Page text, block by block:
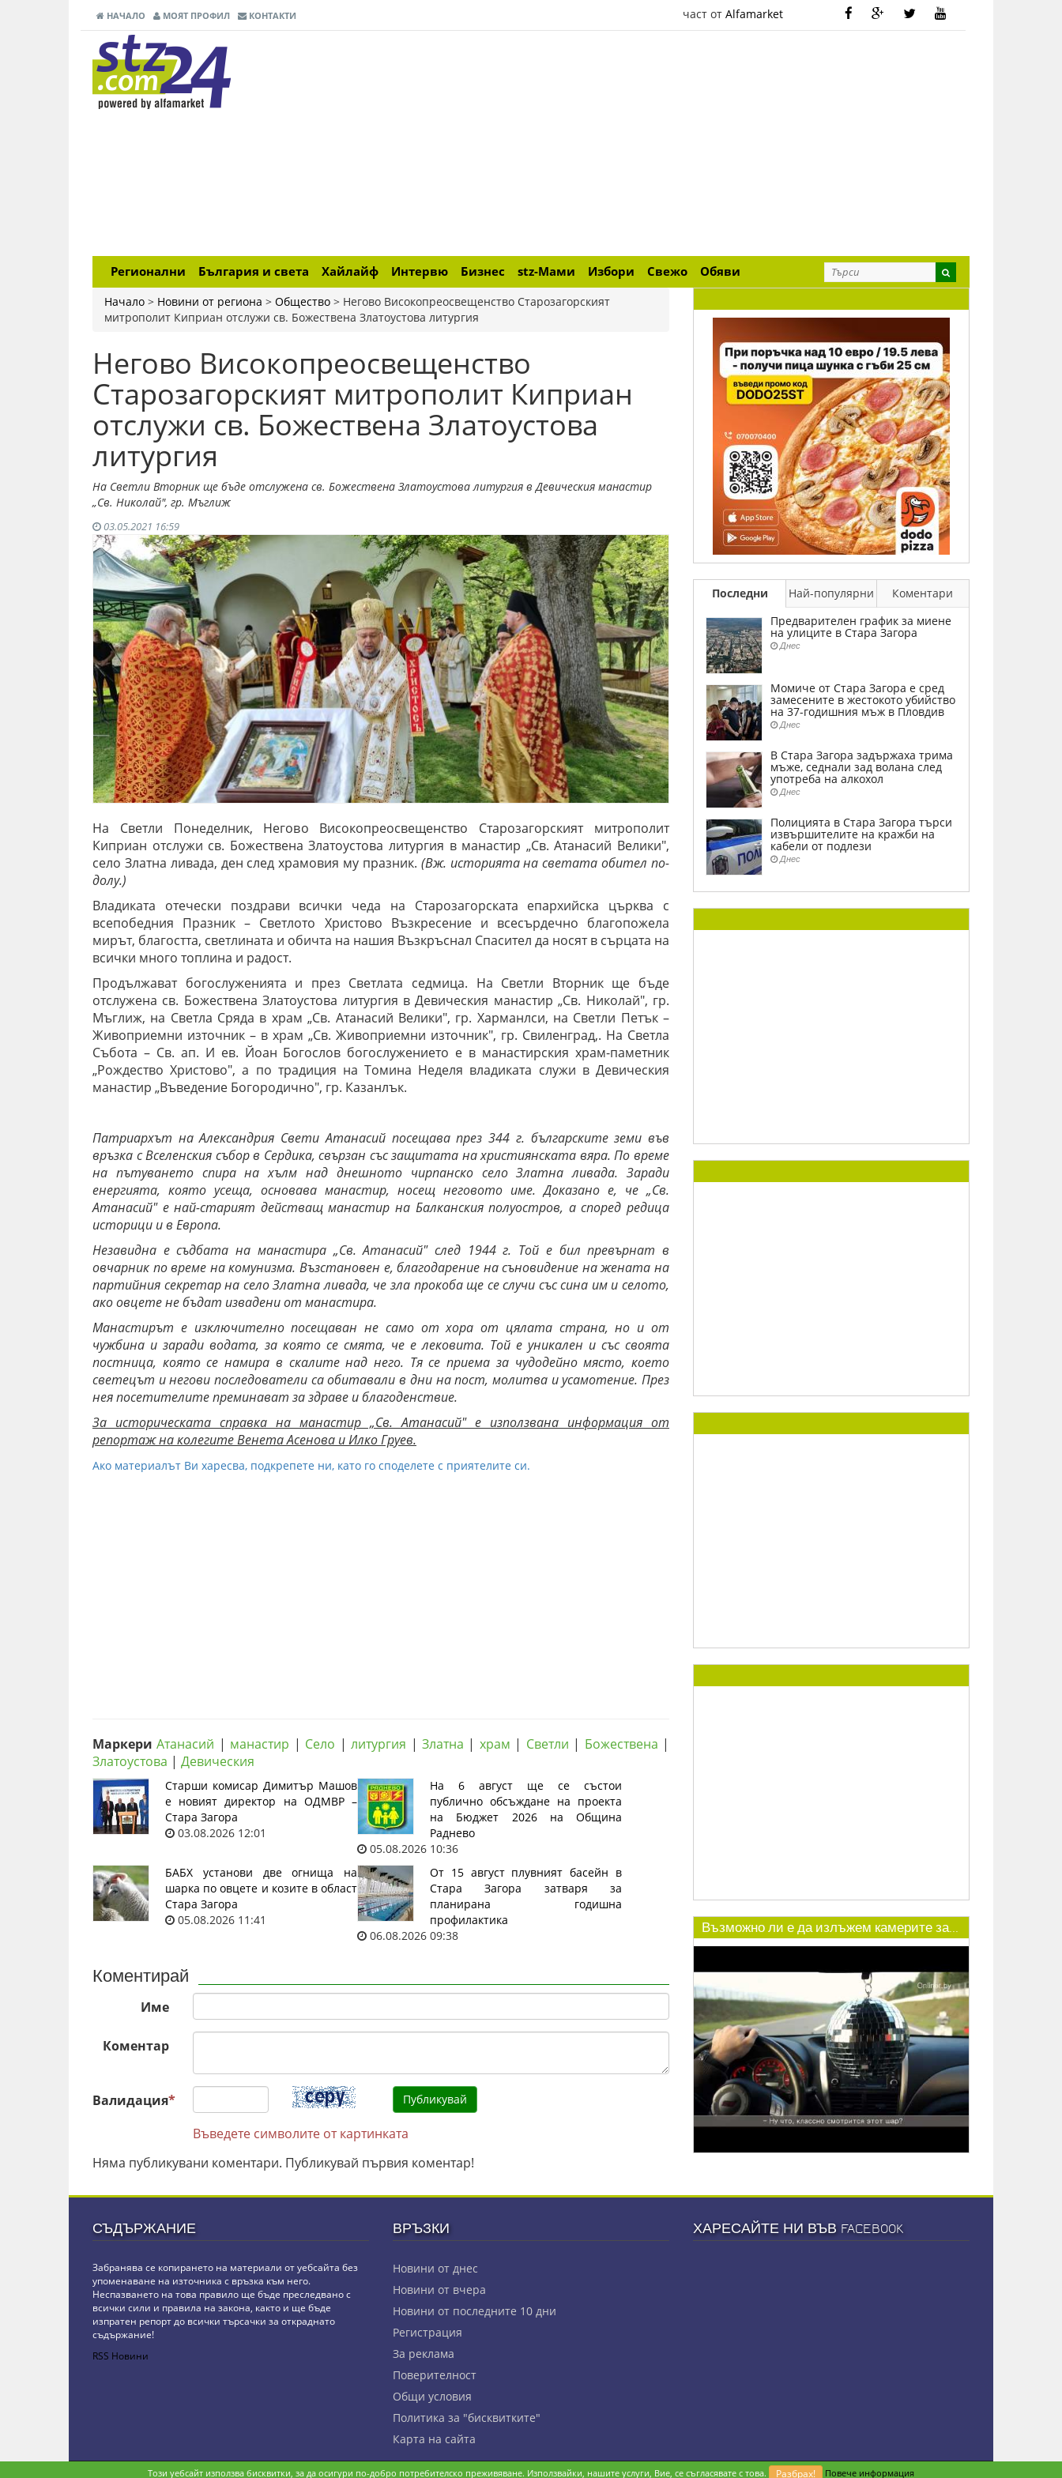
НАЧАЛО МОЯТ ПРОФИЛ КОНТАКТИ част от Alfamarket
Регионални България и света Хайлайф Интервю Бизнес stz-Мами Избори Свежо Обяви
Начало > Новини от региона > Общество > Негово Високопреосвещенство Старозагорският
митрополит Киприан отслужи св. Божествена Златоустова литургия
Негово Високопреосвещенство
Старозагорският митрополит Киприан
отслужи св. Божествена Златоустова
литургия
На Светли Вторник ще бъде отслужена св. Божествена Златоустова литургия в Девическия манастир
„Св. Николай", гр. Мъглиж
03.05.2021 16:59
На Светли Понеделник, Негово Високопреосвещенство Старозагорският митрополит
Киприан отслужи св. Божествена Златоустова литургия в манастир „Св. Атанасий Велики",
село Златна ливада, ден след храмовия му празник. (Вж. историята на светата обител по-
долу.)
Владиката отечески поздрави всички чеда на Старозагорската епархийска църква с
всепобедния Празник – Светлото Христово Възкресение и всесърдечно благопожела
мирът, благостта, светлината и обичта на нашия Възкръснал Спасител да носят в сърцата на
всички много топлина и радост.
Продължават богослуженията и през Светлата седмица. На Светли Вторник ще бъде
отслужена св. Божествена Златоустова литургия в Девическия манастир „Св. Николай", гр.
Мъглиж, на Светла Сряда в храм „Св. Атанасий Велики", гр. Харманлси, на Светли Петък –
Живоприемни източник – в храм „Св. Живоприемни източник", гр. Свиленград,. На Светла
Събота – Св. ап. И ев. Йоан Богослов богослужението е в манастирския храм-паметник
„Рождество Христово", а по традиция на Томина Неделя владиката служи в Девическия
манастир „Въведение Богородично", гр. Казанлък.
Патриархът на Александрия Свети Атанасий посещава през 344 г. българските земи във
връзка с Вселенския събор в Сердика, свързан със защитата на християнската вяра. По време
на пътуването спира на хълм над днешното чирпанско село Златна ливада. Заради
енергията, която усеща, основава манастир, носещ неговото име. Доказано е, че „Св.
Атанасий" е най-старият действащ манастир на Балканския полуостров, а според редица
историци и в Европа.
Незавидна е съдбата на манастира „Св. Атанасий" след 1944 г. Той е бил превърнат в
овчарник по време на комунизма. Възстановен е, благодарение на съновидение на жената на
партийния секретар на село Златна ливада, че зла прокоба ще се случи със сина им и селото,
ако овцете не бъдат извадени от манастира.
Манастирът е изключително посещаван не само от хора от цялата страна, но и от
чужбина и заради водата, за която се смята, че е лековита. Той е уникален и със своята
постница, която се намира в скалите над него. Тя се приема за чудодейно място, което
светецът и негови последователи са обитавали в дни на пост, молитва и усамотение. През
нея посетителите преминават за здраве и благоденствие.
За историческата справка на манастир „Св. Атанасий" е използвана информация от
репортаж на колегите Венета Асенова и Илко Груев.
Ако материалът Ви харесва, подкрепете ни, като го споделете с приятелите си.
Маркери Атанасий | манастир | Село |литургия | Златна | храм | Светли | Божествена |
Златоустова | Девическия
Старши комисар Димитър Машов
е новият директор на ОДМВР –
Стара Загора
03.08.2026 12:01
На 6 август ще се състои
публично обсъждане на проекта
на Бюджет 2026 на Община
Раднево
05.08.2026 10:36
БАБХ установи две огнища на
шарка по овцете и козите в област
Стара Загора
05.08.2026 11:41
От 15 август плувният басейн в
Стара Загора затваря за
планирана годишна
профилактика
06.08.2026 09:38
Коментирай
Име
Коментар
Валидация*
Въведете символите от картинката
Няма публикувани коментари. Публикувай първия коментар!
Последни Най-популярни
Коментари
Предварителен график за миене
на улиците в Стара Загора
Днес
Момиче от Стара Загора е сред
замесените в жестокото убийство
на 37-годишния мъж в Пловдив
Днес
В Стара Загора задържаха трима
мъже, седнали зад волана след
употреба на алкохол
Днес
Полицията в Стара Загора търси
извършителите на кражби на
кабели от подлези
Днес
Възможно ли е да излъжем камерите за...
СЪДЪРЖАНИЕ
Забранява се копирането на материали от уебсайта без
упоменаване на източника с връзка към него.
Неспазването на това правило ще бъде преследвано с
всички сили и правила на закона, както и ще бъде
изпратен репорт до всички търсачки за откраднато
съдържание!
RSS Новини
ВРЪЗКИ
Новини от днес
Новини от вчера
Новини от последните 10 дни
Регистрация
За реклама
Πoвepитeлнocт
Общи условия
Политика за "бисквитките"
Карта на сайта
ХАРЕСАЙТЕ НИ ВЪВ FACEBOOK
Copyright © stz24.com. Developed byBPage CMS.
Този уебсайт използва бисквитки, за да осигури по-добро потребителско преживяване. Използвайки, нашите услуги, Вие, се съгласявате с това. Разбрах! Повече информация